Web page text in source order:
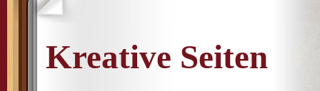
Kreative Seiten